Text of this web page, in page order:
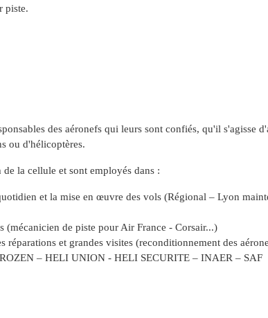
piste.
des aéronefs qui leurs sont confiés, qu'il s'agisse
ou d'hélicoptères.
la cellule et sont employés dans :
et la mise en œuvre des vols (Régional – Lyon
(mécanicien de piste pour Air France - Corsair...)
réparations et grandes visites (reconditionnement des
– HELI UNION - HELI SECURITE – INAER – SAF